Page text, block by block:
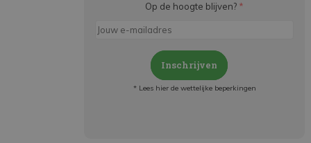
Op de hoogte blijven? *
Inschrijven
* Lees hier de wettelijke beperkingen